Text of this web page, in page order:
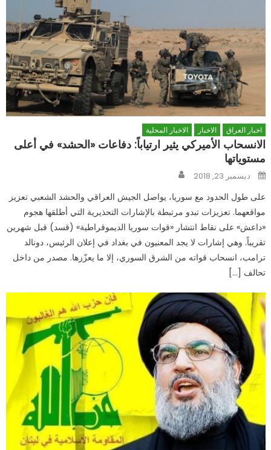
اخبار العراق الاخبار الاخبار المحلية
الانسحاب الأميركي يثير ارتياباً: دفاعات «الحشد» في أعلى
مستوياتها
Posted
onديسمبر 23, 2018
على طول الحدود مع سوريا، يواصل الجيش العراقي والحشد الشعبي تعزيز
مواقعهما. تعزيزات تبدو مرتبطة بالإشارات التحذيرية التي أطلقها هجوم
«داعش» على نقاط انتشار «قوات سوريا الديموقراطية» (قسد) قبل شهرين
تقريباً. وهي إشارات لا يجد المعنيون في بغداد في إعلان الرئيس، دونالد
ترامب، انسحاب قواته من الشرق السوري، إلا ما يعزّزها. مصدر من داخل
تحالف […]